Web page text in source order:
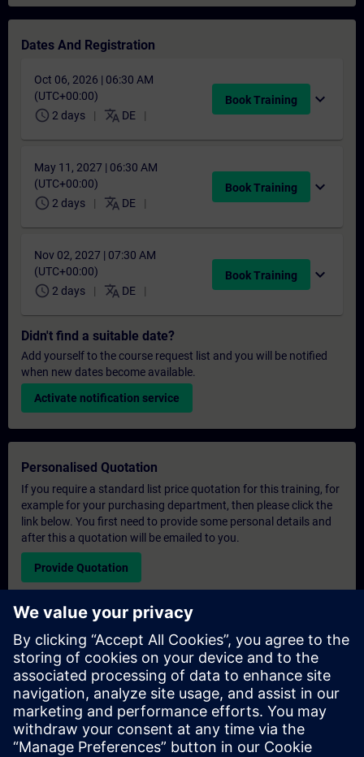
Dates And Registration
Oct 06, 2026 | 06:30 AM
(UTC+00:00)
schedule 2 days translate DE
Book Training expand_more
May 11, 2027 | 06:30 AM
(UTC+00:00)
schedule 2 days translate DE
Book Training expand_more
Nov 02, 2027 | 07:30 AM
(UTC+00:00)
schedule 2 days translate DE
Book Training expand_more
Didn't find a suitable date?
Add yourself to the course request list and you will be notified
when new dates become available.
Activate notification service
Personalised Quotation
If you require a standard list price quotation for this training, for
example for your purchasing department, then please click the
link below. You first need to provide some personal details and
after this a quotation will be emailed to you.
Provide Quotation
Exclusive Training Enquiry
Please complete the enquiry form below if you require a
quotation for an exclusive training course either on-site, virtually
or at our SITRAIN training centre. This type of request would be
suitable for larger groups ( 6 and above). After providing your
contact details and your training requirements, you will receive a
quotation from us.